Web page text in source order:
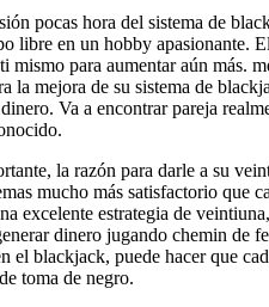
pocas hora del sistema de
libre en un hobby apasionante.
mismo para aumentar aún
la mejora de su sistema de
Va a encontrar pareja
la razón para darle a su
mucho más satisfactorio que
excelente estrategia de
dinero jugando chemin de
el blackjack, puede hacer que
toma de negro.